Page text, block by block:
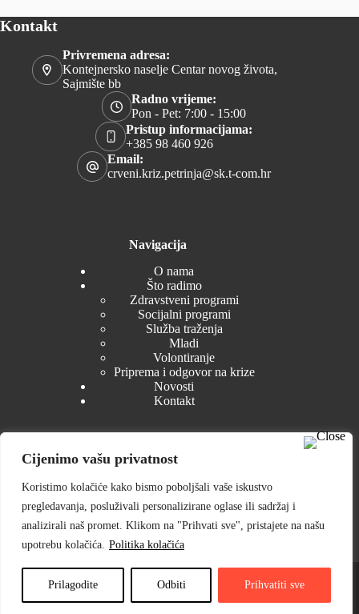
Cijenimo vašu privatnost
Koristimo kolačiće kako bismo poboljšali vaše iskustvo
pregledavanja, posluživali personalizirane oglase ili sadržaj i
analizirali naš promet. Klikom na "Prihvati sve", pristajete na našu
upotrebu kolačića. Politika kolačića
Prilagodite Odbiti Prihvatiti sve
Kontakt
Privremena adresa:
Kontejnersko naselje Centar novog života,
Sajmište bb
Radno vrijeme:
Pon - Pet: 7:00 - 15:00
Pristup informacijama:
+385 98 460 926
Email:
crveni.kriz.petrinja@sk.t-com.hr
Navigacija
O nama
Što radimo
Zdravstveni programi
Socijalni programi
Služba traženja
Mladi
Volontiranje
Priprema i odgovor na krize
Novosti
Kontakt
Zakonski akti
Tijela GDCK Petrinja
Izvješća i planovi
Nabava
Pristup informacijama
© 2025 Gradsko društvo Crvenog križa Petrinja ⎟ Web dizajn
WEBSTYLE